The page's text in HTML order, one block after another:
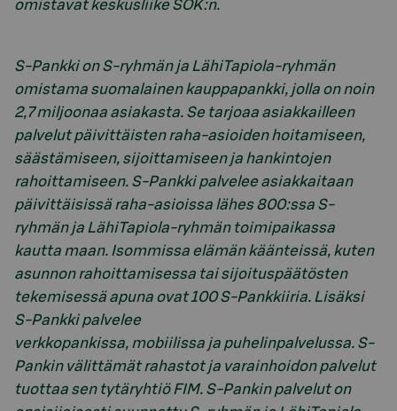
omistavat keskusliike SOK:n.
S-Pankki on S-ryhmän ja LähiTapiola-ryhmän
omistama suomalainen kauppapankki, jolla on noin
2,7 miljoonaa asiakasta. Se tarjoaa asiakkailleen
palvelut päivittäisten raha-asioiden hoitamiseen,
säästämiseen, sijoittamiseen ja hankintojen
rahoittamiseen. S-Pankki palvelee asiakkaitaan
päivittäisissä raha-asioissa lähes 800:ssa S-
ryhmän ja LähiTapiola-ryhmän toimipaikassa
kautta maan. Isommissa elämän käänteissä, kuten
asunnon rahoittamisessa tai sijoituspäätösten
tekemisessä apuna ovat 100 S-Pankkiiria. Lisäksi
S-Pankki palvelee
verkkopankissa, mobiilissa ja puhelinpalvelussa. S-
Pankin välittämät rahastot ja varainhoidon palvelut
tuottaa sen tytäryhtiö FIM. S-Pankin palvelut on